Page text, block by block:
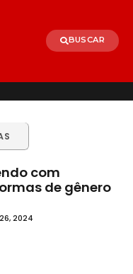
BUSCAR
com
de gênero
2024